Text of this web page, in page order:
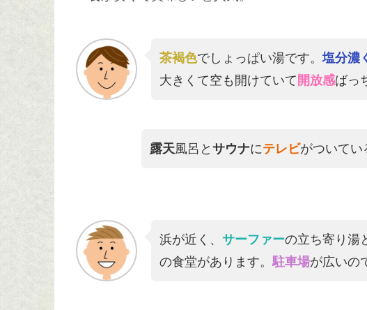
茶褐色でしょっぱい湯です。 塩分濃
大きくて空も開けていて 開放感ばっ
露天風呂とサウナにテレビがついてい
浜が近く、 サーファーの立ち寄り湯
の食堂があります。 駐車場が広いの